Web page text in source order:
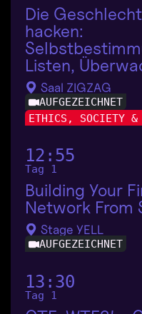
Die
hacken:
Listen,
Saal ZIGZAG
AUFGEZEICHNET
ETHICS, SOCIETY
12:55
Tag 1
Building Your
Network From
Stage YELL
AUFGEZEICHNET
13:30
Tag 1